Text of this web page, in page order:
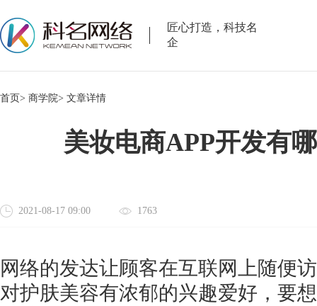
匠心打造，科技名
企
首页> 商学院> 文章详情
美妆电商APP开发有
2021-08-17 09:00 1763
网络的发达让顾客在互联网上随便
对护肤美容有浓郁的兴趣爱好，要